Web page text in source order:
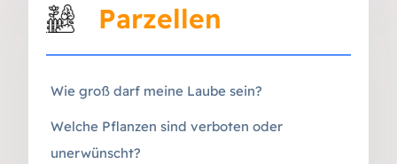
Parzellen
Wie groß darf meine Laube sein?
Welche Pflanzen sind verboten oder
unerwünscht?